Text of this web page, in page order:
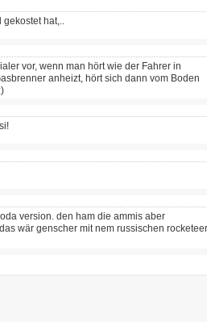
gekostet hat,..
vor, wenn man hört wie der Fahrer in
anheizt, hört sich dann vom Boden
version. den ham die ammis aber
wär genscher mit nem russischen rocketeer